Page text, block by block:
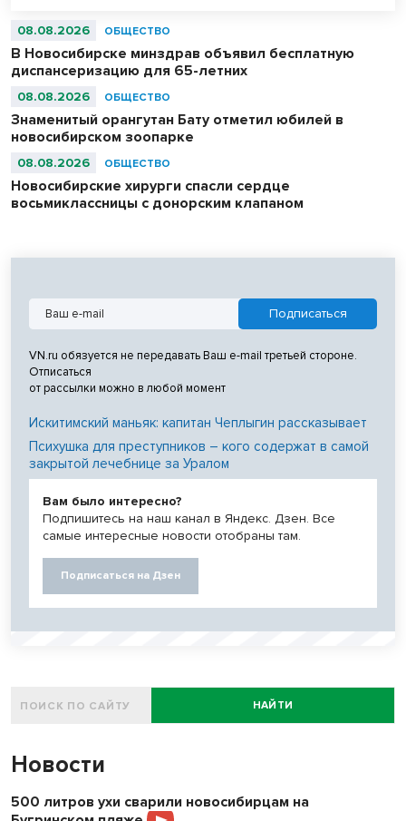
08.08.2026 ОБЩЕСТВО
В Новосибирске минздрав объявил бесплатную
диспансеризацию для 65-летних
08.08.2026 ОБЩЕСТВО
Знаменитый орангутан Бату отметил юбилей в
новосибирском зоопарке
08.08.2026 ОБЩЕСТВО
Новосибирские хирурги спасли сердце
восьмиклассницы с донорским клапаном
VN.ru обязуется не передавать Ваш e-mail третьей стороне.
Отписаться
от рассылки можно в любой момент
Искитимский маньяк: капитан Чеплыгин рассказывает
Психушка для преступников – кого содержат в самой
закрытой лечебнице за Уралом
Вам было интересно?
Подпишитесь на наш канал в Яндекс. Дзен. Все
самые интересные новости отобраны там.
Подписаться на Дзен
НАЙТИ
Новости
500 литров ухи сварили новосибирцам на